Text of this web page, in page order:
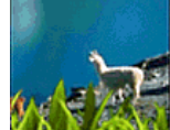
Centros de Belleza
Estilistas
Peinados
Estética capilar